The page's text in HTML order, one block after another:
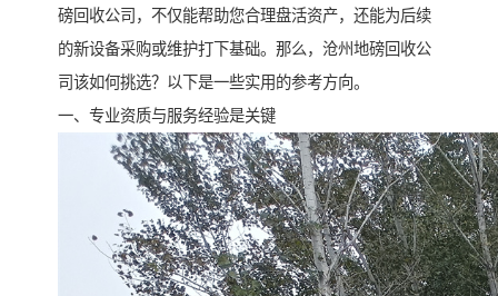
磅回收公司，不仅能帮助您合理盘活资产，还能为后续
的新设备采购或维护打下基础。那么，沧州地磅回收公
司该如何挑选？以下是一些实用的参考方向。
一、专业资质与服务经验是关键